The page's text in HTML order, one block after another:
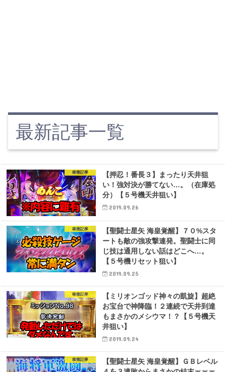
最新記事一覧
稼働記事
【押忍！番長３】まったり天井狙
い！強対決が勝てない…。（在庫処
分）【５号機天井狙い】
2019.09.26
稼働記事
【聖闘士星矢 海皇覚醒】７０%スタ
ートも敵の強攻撃連発。聖闘士に同
じ技は通用しない話はどこへ…。
【５号機リセット狙い】
2019.09.25
稼働記事
【ミリオンゴッド神々の凱旋】超絶
お宝台で神降臨！２連続で天井到達
もまさかのメシウマ！？【５号機天
井狙い】
2019.09.24
稼働記事
【聖闘士星矢 海皇覚醒】ＧＢレベル